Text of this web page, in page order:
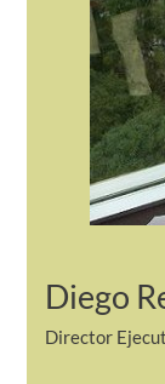
Diego
Director